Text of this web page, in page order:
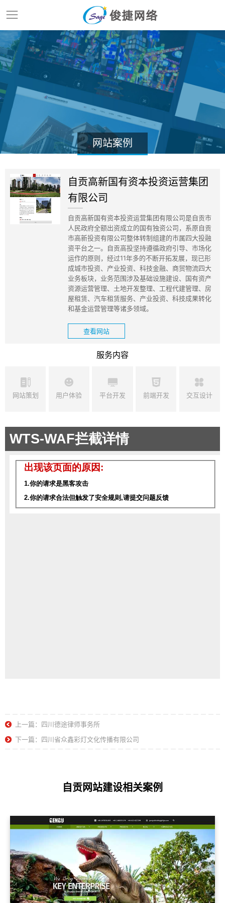
网站案例
自贡高新国有资本投资运营集团
有限公司
自贡高新国有资本投资运营集团有限公司是自贡市
人民政府全额出资成立的国有独资公司，系原自贡
市高新投资有限公司整体转制组建的市属四大投融
资平台之一。自贡高投坚持遵循政府引导、市场化
运作的原则，经过11年多的不断开拓发展，现已形
成城市投资、产业投资、科技金融、商贸物流四大
业务板块，业务范围涉及基础设施建设、国有资产
资源运营管理、土地开发整理、工程代建管理、房
屋租赁、汽车租赁服务、产业投资、科技成果转化
和基金运营管理等诸多领域。
查看网站
服务内容
网站策划 用户体验 平台开发 前端开发 交互设计
上一篇：四川德途律师事务所
下一篇：四川省众鑫彩灯文化传播有限公司
自贡网站建设相关案例